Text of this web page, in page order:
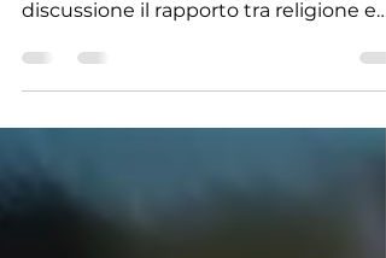
alimentazione. Christspiracy mette in
discussione il rapporto tra religione e
sfruttamento animale, aprendo nuove